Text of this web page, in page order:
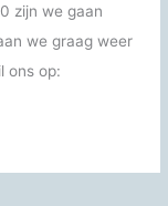
zijn we gaan
we graag weer
ons op: